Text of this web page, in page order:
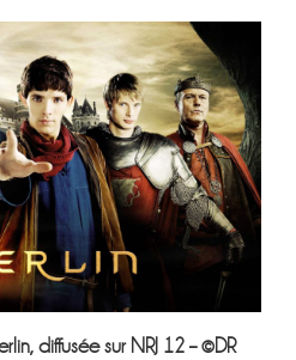
diffusée sur NRJ 12 – ©DR